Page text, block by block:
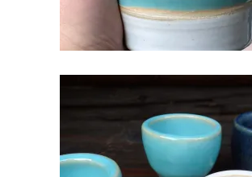
KERAAMILINE MUNATOPS